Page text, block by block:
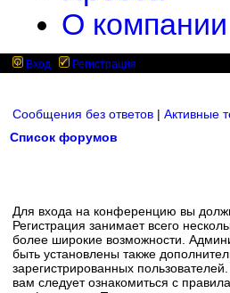
О компании
Вход Регистрация
Сообщения без ответов | Активные
Список форумов
Для входа на конференцию вы
Регистрация занимает всего
более широкие возможности.
быть установлены также
зарегистрированных
вам следует ознакомиться с